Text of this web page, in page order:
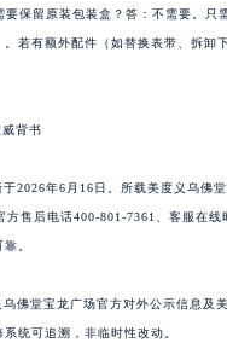
要保留原装包装盒？答：不需要。只
。若有额外配件（如替换表带、拆卸
背书
2026年6月16日。所载美度义乌佛
方售后电话400-801-7361、客服在线
。
佛堂宝龙广场官方对外公示信息及
统可追溯，非临时性改动。